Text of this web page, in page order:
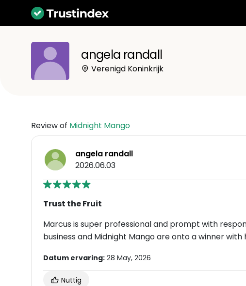
angela randall
Verenigd Koninkrijk
Review of Midnight Mango
angela randall
2026.06.03
Trust the Fruit
Marcus is super professional and prompt with
business and Midnight Mango are onto a winner with
Datum ervaring: 28 May, 2026
Nuttig